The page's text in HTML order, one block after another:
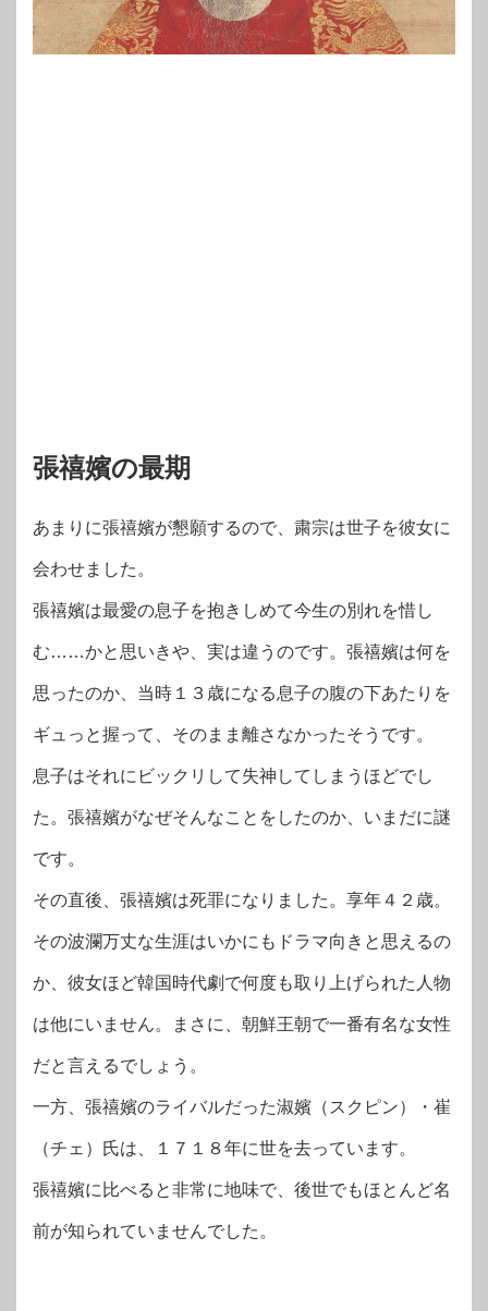
張禧嬪の最期
あまりに張禧嬪が懇願するので、粛宗は世子を彼女に
会わせました。
張禧嬪は最愛の息子を抱きしめて今生の別れを惜し
む……かと思いきや、実は違うのです。張禧嬪は何を
思ったのか、当時１３歳になる息子の腹の下あたりを
ギュっと握って、そのまま離さなかったそうです。
息子はそれにビックリして失神してしまうほどでし
た。張禧嬪がなぜそんなことをしたのか、いまだに謎
です。
その直後、張禧嬪は死罪になりました。享年４２歳。
その波瀾万丈な生涯はいかにもドラマ向きと思えるの
か、彼女ほど韓国時代劇で何度も取り上げられた人物
は他にいません。まさに、朝鮮王朝で一番有名な女性
だと言えるでしょう。
一方、張禧嬪のライバルだった淑嬪（スクピン）・崔
（チェ）氏は、１７１８年に世を去っています。
張禧嬪に比べると非常に地味で、後世でもほとんど名
前が知られていませんでした。